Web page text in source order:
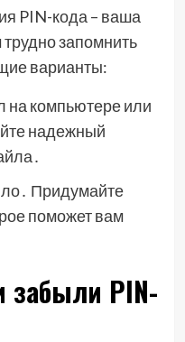
PIN-кода – ваша
запомнить
варианты:
компьютере или
надежный
Придумайте
поможет вам
забыли PIN-